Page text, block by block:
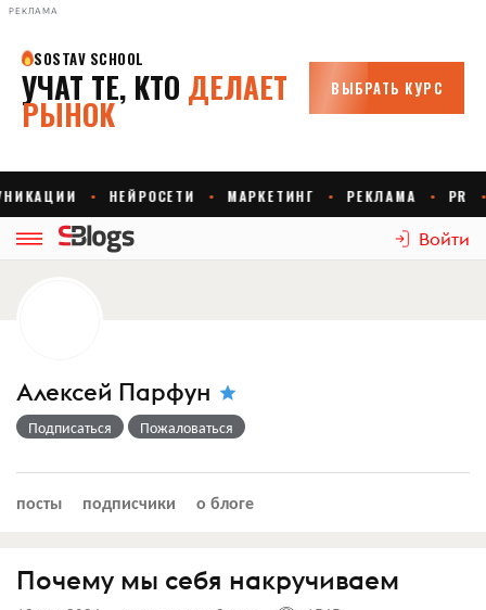
РЕКЛАМА
Войти
Алексей Парфун
Подписаться Пожаловаться
посты подписчики о блоге
Почему мы себя накручиваем